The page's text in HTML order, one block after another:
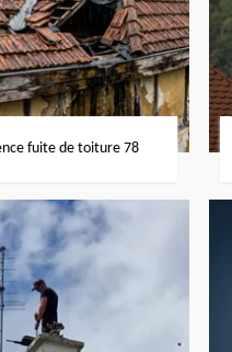
fuite de toiture 78